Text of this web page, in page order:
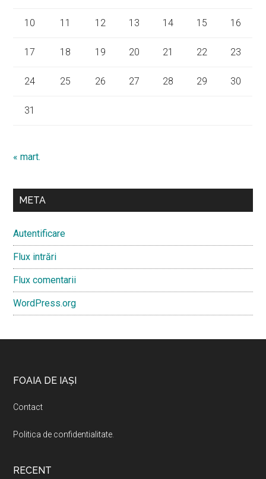
10 11 12 13 14 15 16
17 18 19 20 21 22 23
24 25 26 27 28 29 30
31
« mart.
META
Autentificare
Flux intrări
Flux comentarii
WordPress.org
Footer
FOAIA DE IAȘI
Contact
Politica de confidentialitate
RECENT